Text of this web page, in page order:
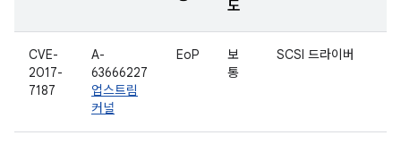
도
CVE-
2017-
7187
A-
63666227
업스트림
커널
EoP
보
통
SCSI 드라이버